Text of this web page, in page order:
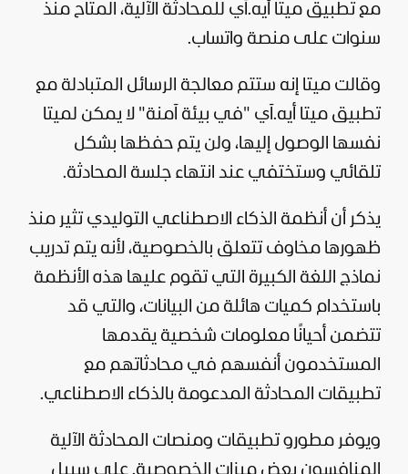
مع تطبيق ميتا أيه.آي للمحادثة الآلية، المتاح منذ
سنوات على منصة واتساب.
وقالت ميتا إنه ستتم معالجة الرسائل المتبادلة مع
تطبيق ميتا أيه.آي "في بيئة آمنة" لا يمكن لميتا
نفسها الوصول إليها، ولن يتم حفظها بشكل
تلقائي وستختفي عند انتهاء جلسة المحادثة.
يذكر أن أنظمة الذكاء الاصطناعي التوليدي تثير منذ
ظهورها مخاوف تتعلق بالخصوصية، لأنه يتم تدريب
نماذج اللغة الكبيرة التي تقوم عليها هذه الأنظمة
باستخدام كميات هائلة من البيانات، والتي قد
تتضمن أحيانًا معلومات شخصية يقدمها
المستخدمون أنفسهم في محادثاتهم مع
تطبيقات المحادثة المدعومة بالذكاء الاصطناعي.
ويوفر مطورو تطبيقات ومنصات المحادثة الآلية
المنافسون بعض ميزات الخصوصية. على سبيل